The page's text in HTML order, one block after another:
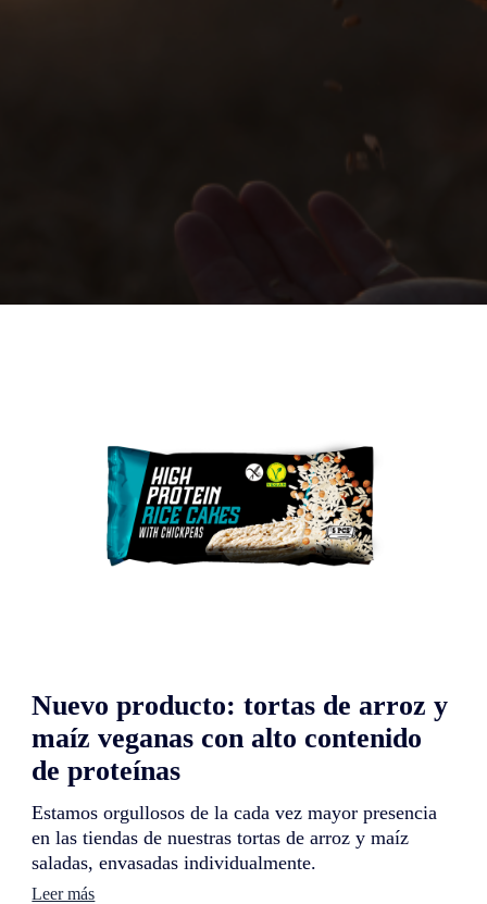
Nuevo producto: tortas de arroz y
maíz veganas con alto contenido
de proteínas
Estamos orgullosos de la cada vez mayor presencia
en las tiendas de nuestras tortas de arroz y maíz
saladas, envasadas individualmente.
Leer más: